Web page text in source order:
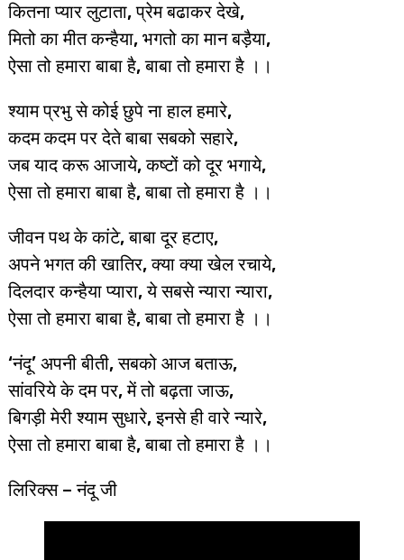
कितना प्यार लुटाता, प्रेम बढाकर देखे,
मितो का मीत कन्हैया, भगतो का मान बड़ैया,
ऐसा तो हमारा बाबा है, बाबा तो हमारा है ।।
श्याम प्रभु से कोई छुपे ना हाल हमारे,
कदम कदम पर देते बाबा सबको सहारे,
जब याद करू आजाये, कष्टों को दूर भगाये,
ऐसा तो हमारा बाबा है, बाबा तो हमारा है ।।
जीवन पथ के कांटे, बाबा दूर हटाए,
अपने भगत की खातिर, क्या क्या खेल रचाये,
दिलदार कन्हैया प्यारा, ये सबसे न्यारा न्यारा,
ऐसा तो हमारा बाबा है, बाबा तो हमारा है ।।
‘नंदू’ अपनी बीती, सबको आज बताऊ,
सांवरिये के दम पर, में तो बढ़ता जाऊ,
बिगड़ी मेरी श्याम सुधारे, इनसे ही वारे न्यारे,
ऐसा तो हमारा बाबा है, बाबा तो हमारा है ।।
लिरिक्स – नंदू जी